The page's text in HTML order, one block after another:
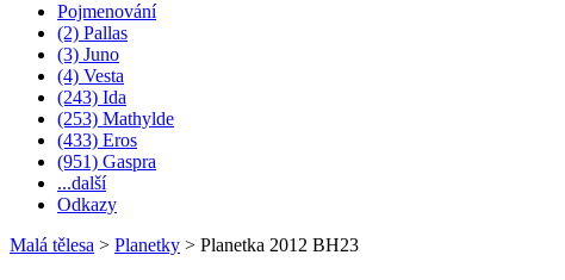
Pojmenování
(2) Pallas
(3) Juno
(4) Vesta
(243) Ida
(253) Mathylde
(433) Eros
(951) Gaspra
...další
Odkazy
Malá tělesa > Planetky > Planetka 2012 BH23